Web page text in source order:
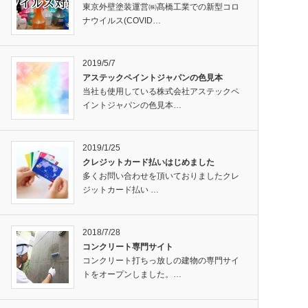
東京外壁塗装運営㈱髙橋工業での新型コロ
ナウイルス(COVID…
2019/5/7
アステックペイントジャパンの色見本
当社も使用している株式会社アステックペ
イントジャパンの色見本…
2019/1/25
クレジットカード払いはじめました
多くお問い合わせを頂いておりましたクレ
ジットカード払い …
2018/7/28
コンクリート専門サイト
コンクリート打ちっ放しの建物の専門サイ
トをオープンしました。…